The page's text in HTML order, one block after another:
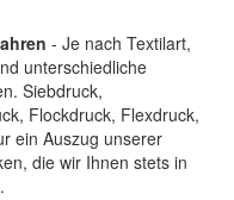
- Je nach Textilart,
unterschiedliche
Siebdruck,
Flockdruck, Flexdruck,
ein Auszug unserer
die wir Ihnen stets in